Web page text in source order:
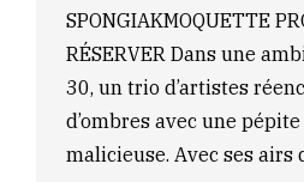
SPONGIAKMOQUETTE
RÉSERVER Dans une
30, un trio d’artistes
d’ombres avec une
malicieuse. Avec ses